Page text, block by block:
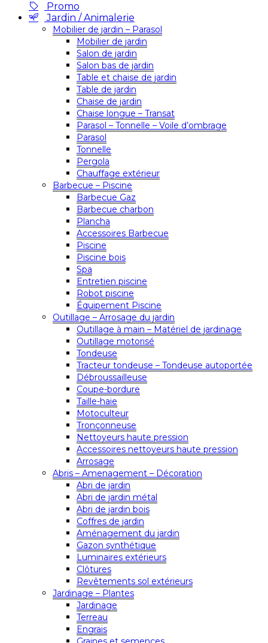
Promo
Jardin / Animalerie
Mobilier de jardin – Parasol
Mobilier de jardin
Salon de jardin
Salon bas de jardin
Table et chaise de jardin
Table de jardin
Chaise de jardin
Chaise longue – Transat
Parasol – Tonnelle – Voile d’ombrage
Parasol
Tonnelle
Pergola
Chauffage extérieur
Barbecue – Piscine
Barbecue Gaz
Barbecue charbon
Plancha
Accessoires Barbecue
Piscine
Piscine bois
Spa
Entretien piscine
Robot piscine
Équipement Piscine
Outillage – Arrosage du jardin
Outillage à main – Matériel de jardinage
Outillage motorisé
Tondeuse
Tracteur tondeuse – Tondeuse autoportée
Débroussailleuse
Coupe-bordure
Taille-haie
Motoculteur
Tronçonneuse
Nettoyeurs haute pression
Accessoires nettoyeurs haute pression
Arrosage
Abris – Amenagement – Décoration
Abri de jardin
Abri de jardin métal
Abri de jardin bois
Coffres de jardin
Aménagement du jardin
Gazon synthétique
Luminaires extérieurs
Clôtures
Revêtements sol extérieurs
Jardinage – Plantes
Jardinage
Terreau
Engrais